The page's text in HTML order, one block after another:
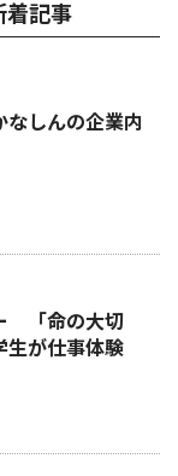
着記事
しんの企業内
「命の大切
が仕事体験